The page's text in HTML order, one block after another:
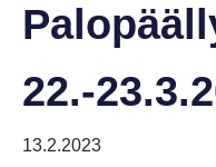
22.-
13.2.2023